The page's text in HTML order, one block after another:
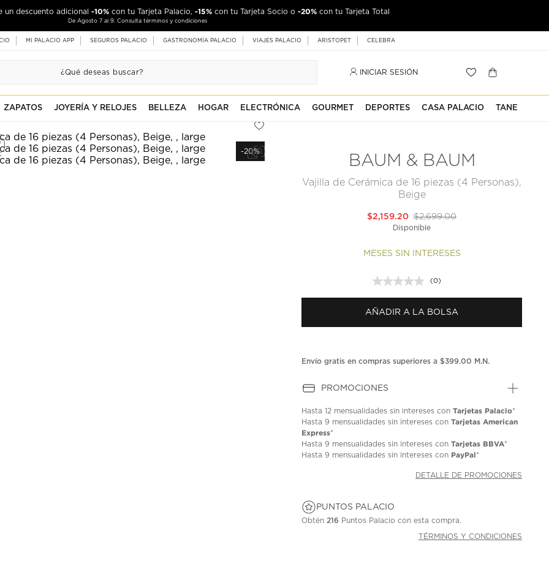
un descuento adicional -10% con tu Tarjeta Palacio, -15% con tu Tarjeta Socio o -20% con tu Tarjeta Total
De Agosto 7 al 9. Consulta términos y condiciones
MI PALACIO APP SEGUROS PALACIO GASTRONOMÍA PALACIO VIAJES PALACIO ARISTOPET CELEBRA
INICIAR SESIÓN
ZAPATOS JOYERÍA Y RELOJES BELLEZA HOGAR ELECTRÓNICA GOURMET DEPORTES CASA PALACIO TANE
-20%
BAUM & BAUM
Vajilla de Cerámica de 16 piezas (4 Personas),
Beige
$2,699.00
$2,159.20
Disponible
MESES SIN INTERESES
Sin
puntuación.
en
la
(0)
AÑADIR A LA BOLSA
Envío gratis en compras superiores a $399.00 M.N.
PROMOCIONES
Hasta12 mensualidades sin intereses conTarjetas Palacio*
Hasta9 mensualidades sin intereses conTarjetas American
Express*
Hasta9 mensualidades sin intereses conTarjetas BBVA*
Hasta9 mensualidades sin intereses con PayPal*
DETALLE DE PROMOCIONES
PUNTOS PALACIO
Obtén 216 Puntos Palacio con esta compra.
TÉRMINOS Y CONDICIONES